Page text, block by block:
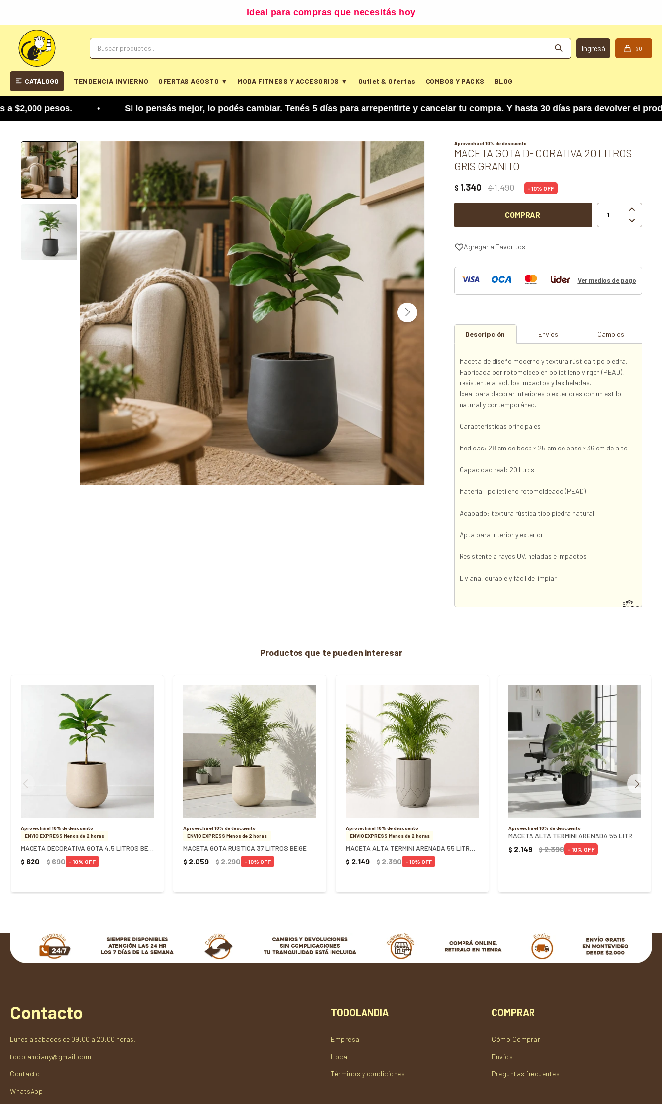
Ideal para compras que necesitás hoy
CATÁLOGO TENDENCIA INVIERNO OFERTAS AGOSTO ▼ MODA FITNESS Y ACCESORIOS ▼ Outlet & Ofertas COMBOS Y PACKS BLOG
$ 0
pesos. • Si lo pensás mejor, lo podés cambiar. Tenés 5 días para arrepentirte y cancelar tu compra. Y hasta 30 días para devolver el
Aprovechá el 10% de descuento
MACETA GOTA DECORATIVA 20 LITROS
GRIS GRANITO
$ 1.340 $1.490 10
COMPRAR


Ver medios de pago
Descripción Envíos Cambios
Maceta de diseño moderno y textura rústica tipo piedra.
Fabricada por rotomoldeo en polietileno virgen (PEAD),
resistente al sol, los impactos y las heladas.
Ideal para decorar interiores o exteriores con un estilo
natural y contemporáneo.
Características principales
Medidas: 28 cm de boca × 25 cm de base × 36 cm de alto
Capacidad real: 20 litros
Material: polietileno rotomoldeado (PEAD)
Acabado: textura rústica tipo piedra natural
Apta para interior y exterior
Resistente a rayos UV, heladas e impactos
Liviana, durable y fácil de limpiar
Productos que te pueden interesar
Aprovechá el 10% de descuento
ENVÍO EXPRESS Menos de 2 horas
$ 620 $690 10
Aprovechá el 10% de descuento
ENVÍO EXPRESS Menos de 2 horas
MACETA GOTA RUSTICA 37 LITROS BEIGE
$ 2.059 $2.290 10
Aprovechá el 10% de descuento
ENVÍO EXPRESS Menos de 2 horas
$ 2.149 $2.390 10
Aprovechá el 10% de descuento
$ 2.149 $2.390 10
Contacto
Lunes a sábados de 09:00 a 20:00 horas.
todolandiauy@gmail.com
Contacto
WhatsApp
TODOLANDIA
Empresa
Local
Términos y condiciones
COMPRAR
Cómo Comprar
Envios
Preguntas frecuentes